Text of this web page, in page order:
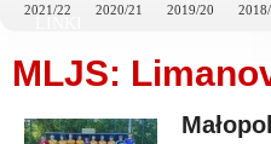
2021/22 2020/21 2019/20
MLJS: